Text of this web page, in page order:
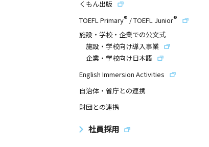
くもん出版
TOEFL Primary® /TOEFL Junior®
施設・学校・企業での公文式
施設・学校向け導入事業
企業・学校向け日本語
English Immersion Activities
自治体・省庁との連携
財団との連携
社員採用